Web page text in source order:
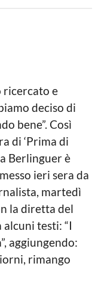
ricercato e
deciso di
bene”. Così
di ‘Prima di
Berlinguer è
ieri sera da
martedì
la diretta del
testi: “I
aggiungendo:
rimango